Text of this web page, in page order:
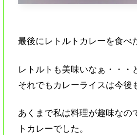
最後にレトルトカレーを食べ
レトルトも美味いなぁ・・・
それでもカレーライスは今後
あくまで私は料理が趣味なの
トカレーでした。